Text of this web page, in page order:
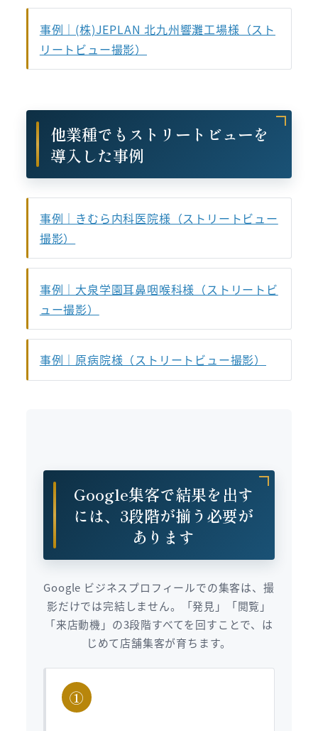
事例｜(株)JEPLAN 北九州響灘工場様（スト
リートビュー撮影）
他業種でもストリートビューを
導入した事例
事例｜きむら内科医院様（ストリートビュー
撮影）
事例｜大泉学園耳鼻咽喉科様（ストリートビ
ュー撮影）
事例｜原病院様（ストリートビュー撮影）
Google集客で結果を出す
には、3段階が揃う必要が
あります
Google ビジネスプロフィールでの集客は、撮
影だけでは完結しません。「発見」「閲覧」
「来店動機」の3段階すべてを回すことで、は
じめて店舗集客が育ちます。
①